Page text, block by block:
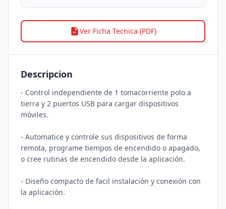
Ver Ficha Tecnica (PDF)
Descripcion
- Control independiente de 1 tomacorriente polo a
tierra y 2 puertos USB para cargar dispositivos
móviles.
- Automatice y controle sus dispositivos de forma
remota, programe tiempos de encendido o apagado,
o cree rutinas de encendido desde la aplicación.
- Diseño compacto de facil instalación y conexión con
la aplicación.